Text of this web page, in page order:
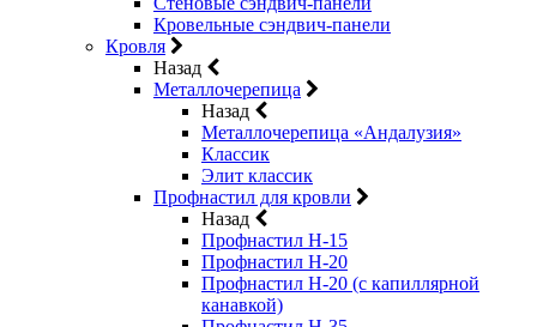
Кровельные сэндвич-панели
Кровля
Назад
Металлочерепица
Назад
Металлочерепица «Андалузия»
Классик
Элит классик
Профнастил для кровли
Назад
Профнастил Н-15
Профнастил Н-20
Профнастил Н-20 (с капиллярной
канавкой)